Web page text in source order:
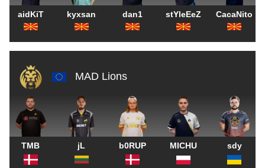
aidKiT kyxsan dan1 stYleEeZ CacaNito
MAD Lions
TMB jL b0RUP MICHU sdy